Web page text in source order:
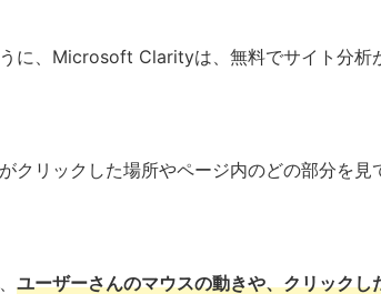
に、Microsoft Clarityは、無料でサイト分析
クリックした場所やページ内のどの部分を見
ユーザーさんのマウスの動きや、クリック